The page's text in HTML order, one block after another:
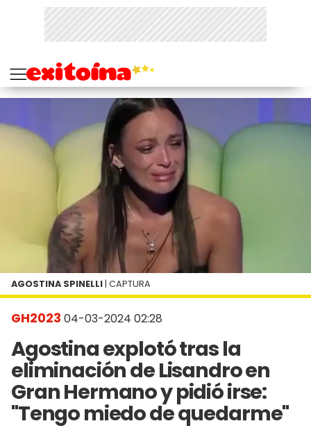
GH2023 04-03-2024 02:28
Agostina explotó tras la
eliminación de Lisandro en
Gran Hermano y pidió irse:
"Tengo miedo de quedarme"
AGOSTINA SPINELLI | CAPTURA